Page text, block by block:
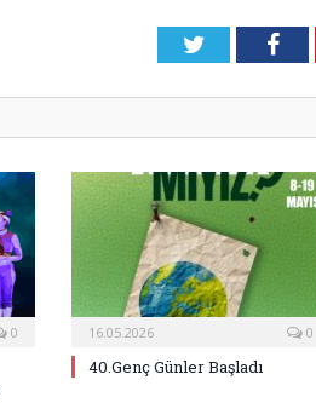
Twitter
0 16.05.2026 0
40.Genç Günler Başladı